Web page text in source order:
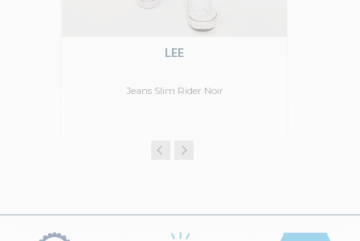
Jeans Slim Rider Noir
LEE